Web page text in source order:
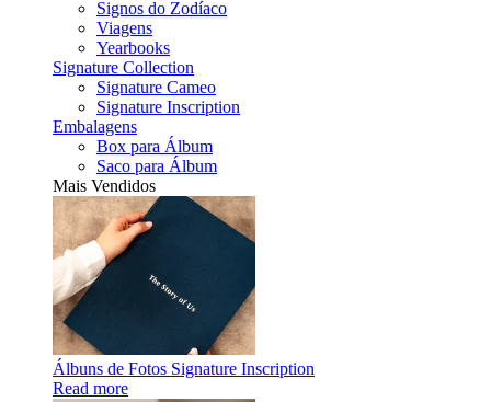
Signos do Zodíaco
Viagens
Yearbooks
Signature Collection
Signature Cameo
Signature Inscription
Embalagens
Box para Álbum
Saco para Álbum
Mais Vendidos
Álbuns de Fotos Signature Inscription
Read more